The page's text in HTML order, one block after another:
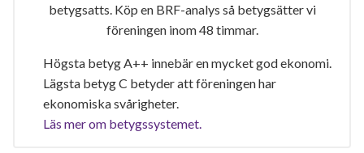
betygsatts. Köp en BRF-analys så betygsätter vi
föreningen inom 48 timmar.
Högsta betyg A++ innebär en mycket god ekonomi.
Lägsta betyg C betyder att föreningen har
ekonomiska svårigheter.
Läs mer om betygssystemet.